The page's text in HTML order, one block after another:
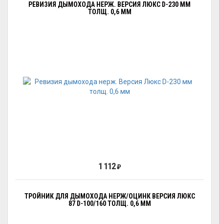
РЕВИЗИЯ ДЫМОХОДА НЕРЖ. ВЕРСИЯ ЛЮКС D-230 ММ
ТОЛЩ. 0,6 ММ
1 112₽
ТРОЙНИК ДЛЯ ДЫМОХОДА НЕРЖ/ОЦИНК ВЕРСИЯ ЛЮКС
87 D-100/160 ТОЛЩ. 0,6 ММ